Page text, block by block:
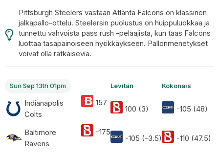
Pittsburgh Steelers vastaan Atlanta Falcons on klassinen
jalkapallo-ottelu. Steelersin puolustus on huippuluokkaa ja
tunnettu vahvoista pass rush -pelaajista, kun taas Falcons
luottaa tasapainoiseen hyökkäykseen. Pallonmenetykset
voivat olla ratkaisevia.
Sun Sep 13th 01pm
Indianapolis
Colts
Baltimore
Ravens
157
-175
Levitän
100 (3)
-105 (-3.5)
Kokonais
-105 (48)
-110 (47.5)